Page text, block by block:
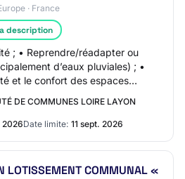
· France
description
; • Reprendre/réadapter ou
d’eaux pluviales) ; •
et le confort des espaces
; • Pa…
DE COMMUNES LOIRE LAYON
2026Date limite: 11 sept. 2026
LOTISSEMENT COMMUNAL «